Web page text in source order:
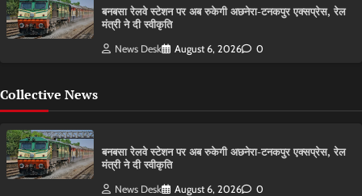
बनबसा रेलवे स्टेशन पर अब रुकेगी अछनेरा-टनकपुर एक्सप्रेस, रेल
मंत्री ने दी स्वीकृति
News Desk August 6, 2026 0
Collective News
बनबसा रेलवे स्टेशन पर अब रुकेगी अछनेरा-टनकपुर एक्सप्रेस, रेल
मंत्री ने दी स्वीकृति
News Desk August 6, 2026 0